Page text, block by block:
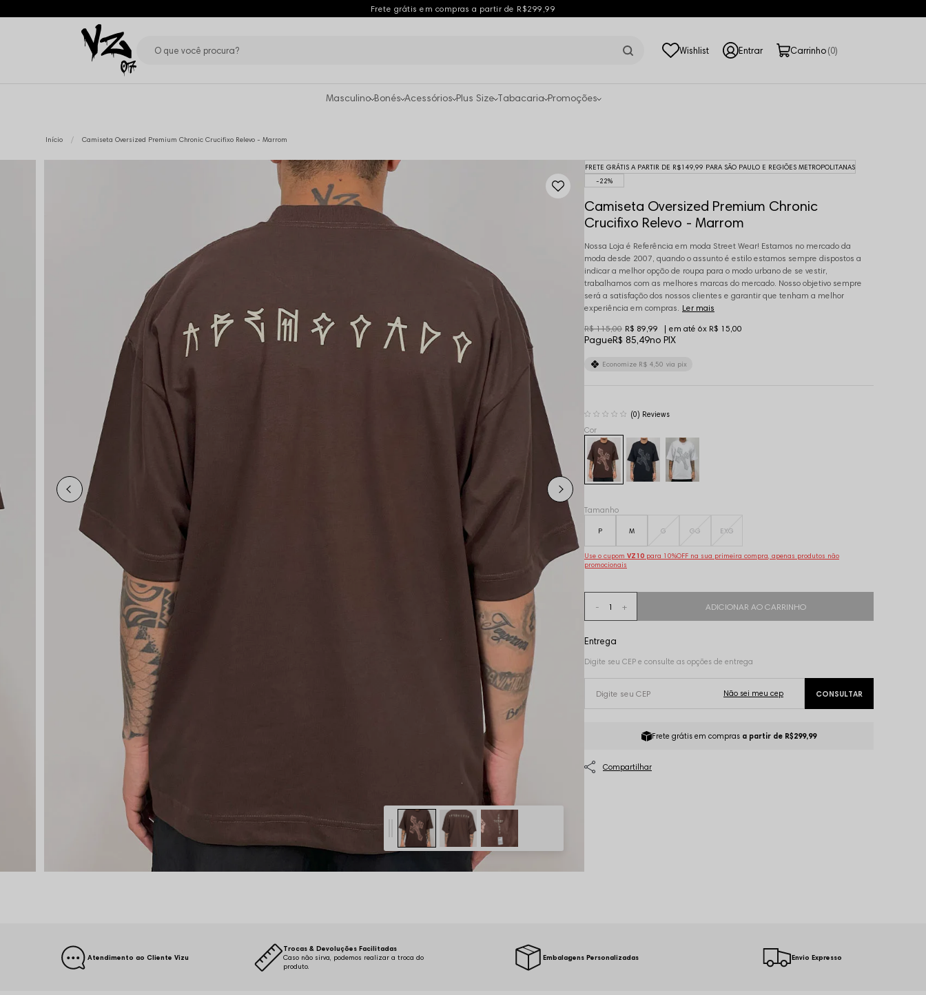
Frete grátis em compras a partir de R$299,99
0
Masculino Bonés Acessórios Plus Size Tabacaria Promoções
Início Camiseta Oversized Premium Chronic Crucifixo Relevo - Marrom
FRETE GRÁTIS A PARTIR DE R$149,99 PARA SÃO PAULO E REGIÕES METROPOLITANAS
22%
Camiseta Oversized Premium Chronic
Crucifixo Relevo - Marrom
Nossa Loja é Referência em moda Street Wear! Estamos no mercado da
moda desde 2007, quando o assunto é estilo estamos sempre dispostos a
indicar a melhor opção de roupa para o modo urbano de se vestir,
trabalhamos com as melhores marcas do mercado. Nosso objetivo sempre
será a satisfação dos nossos clientes e garantir que tenham a melhor
experiência em compras. Ler mais
PagueR$ 85,49no PIX
R$ 115,00 R$ 89,99 6x R$ 15,00
Economize R$ 4,50 via pix
(0)
Tamanho
P M G GG EXG
Use o cupom VZ10 para 10%OFF na sua primeira compra, apenas produtos não
promocionais
Frete grátis em compras a partir de R$299,99
Atendimento ao Cliente Vizu
Trocas & Devoluções Facilitadas
Caso não sirva, podemos realizar a troca do
produto.
Embalagens Personalizadas Envio Expresso